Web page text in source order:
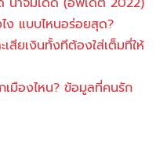
ง แบบไหนอร่อยสุด?
สียเงินทั้งทีต้องใส่เต็มที่ให้
เมืองไหน? ข้อมูลที่คนรัก